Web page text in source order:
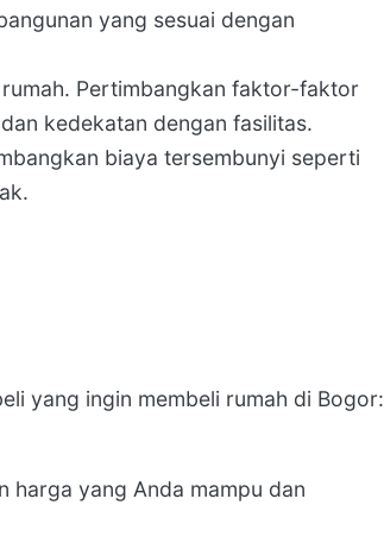
yang sesuai dengan
Pertimbangkan faktor-faktor
kedekatan dengan fasilitas.
biaya tersembunyi seperti
yang ingin membeli rumah di Bogor:
yang Anda mampu dan